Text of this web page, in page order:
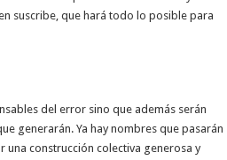
suscribe, que hará todo lo posible para
del error sino que además serán
generarán. Ya hay nombres que pasarán
una construcción colectiva generosa y